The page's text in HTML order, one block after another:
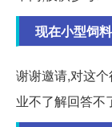
现在小型饲
谢谢邀请,对这
业不了解回答不